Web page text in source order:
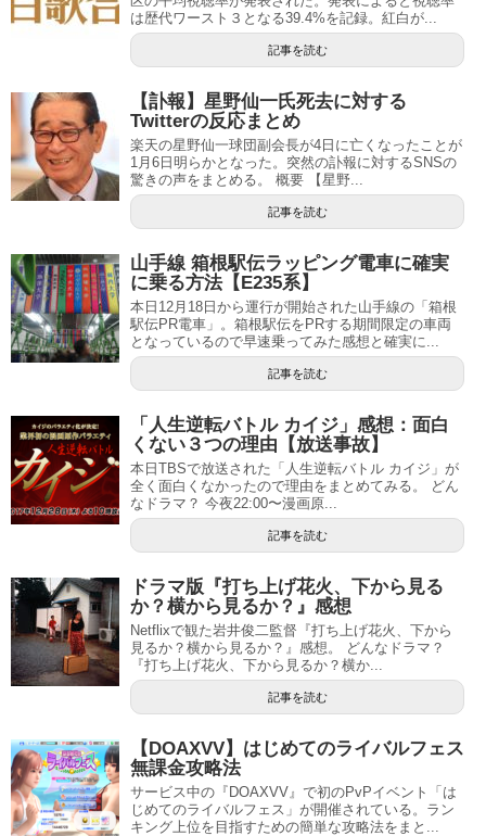
は歴代ワースト３となる39.4%を記録。紅白が...
記事を読む
【訃報】星野仙一氏死去に対する
Twitterの反応まとめ
楽天の星野仙一球団副会長が4日に亡くなったことが
1月6日明らかとなった。突然の訃報に対するSNSの
驚きの声をまとめる。 概要 【星野...
記事を読む
山手線 箱根駅伝ラッピング電車に確実
に乗る方法【E235系】
本日12月18日から運行が開始された山手線の「箱根
駅伝PR電車」。箱根駅伝をPRする期間限定の車両
となっているので早速乗ってみた感想と確実に...
記事を読む
「人生逆転バトル カイジ」感想：面白
くない３つの理由【放送事故】
本日TBSで放送された「人生逆転バトル カイジ」が
全く面白くなかったので理由をまとめてみる。 どん
なドラマ？ 今夜22:00〜漫画原...
記事を読む
ドラマ版『打ち上げ花火、下から見る
か？横から見るか？』感想
Netflixで観た岩井俊二監督『打ち上げ花火、下から
見るか？横から見るか？』感想。 どんなドラマ？
『打ち上げ花火、下から見るか？横か...
記事を読む
【DOAXVV】はじめてのライバルフェス
無課金攻略法
サービス中の『DOAXVV』で初のPvPイベント「は
じめてのライバルフェス」が開催されている。ラン
キング上位を目指すための簡単な攻略法をまと...